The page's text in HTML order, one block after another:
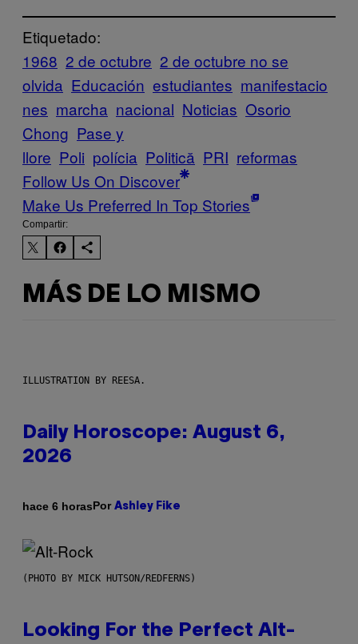
Etiquetado:
1968 2 de octubre 2 de octubre no se
olvida Educación estudiantes manifestacio
nes marcha nacional Noticias Osorio
Chong Pase y
llore Poli polícia Politică PRI reformas
Follow Us On Discover
Make Us Preferred In Top Stories
Compartir:
MÁS DE LO MISMO
ILLUSTRATION BY REESA.
Daily Horoscope: August 6,
2026
hace 6 horasPor Ashley Fike
(PHOTO BY MICK HUTSON/REDFERNS)
Looking For the Perfect Alt-